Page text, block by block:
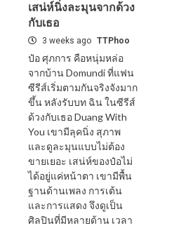
เสน่ห์นิ่งละมุนจากด้วง
กับเธอ
3 weeks ago TTPhoo
ป๋อ ศุภการ คือหนุ่มหล่อ
จากบ้าน Domundi ที่แฟน
ซีรีส์เริ่มตามกันจริงจังมาก
ขึ้น หลังรับบท ฉิน ในซีรีส์
ด้วงกับเธอ Duang With
You เขามีลุคนิ่ง สุภาพ
และดูละมุนแบบไม่ต้อง
ขายเยอะ เสน่ห์ของป๋อไม่
ได้อยู่แค่หน้าตา เขามีพื้น
ฐานด้านเพลง การเต้น
และการแสดง จึงดูเป็น
ศิลปินที่มีหลายด้าน เวลา